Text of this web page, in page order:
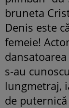
bruneta
Denis este
femeie!
dansatoarea
s-au
lungmetraj,
de